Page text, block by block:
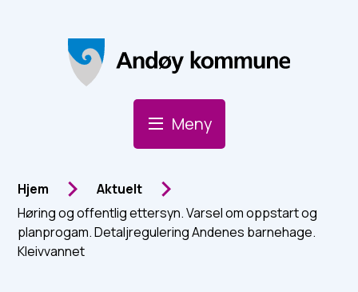
Andøy Kommune
Meny
Du er her:
Hjem
Aktuelt
Høring og offentlig ettersyn. Varsel om oppstart og
planprogam. Detaljregulering Andenes barnehage.
Kleivvannet